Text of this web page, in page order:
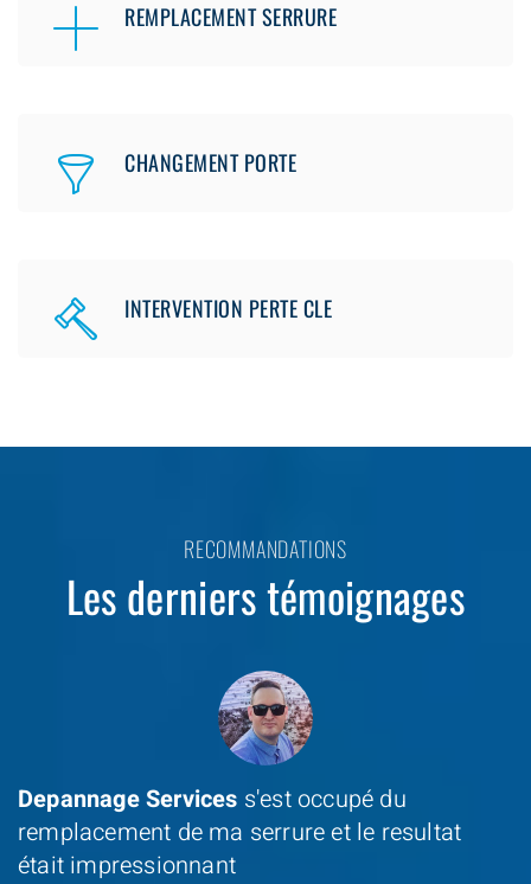
REMPLACEMENT SERRURE
CHANGEMENT PORTE
INTERVENTION PERTE CLE
RECOMMANDATIONS
Les derniers témoignages
Depannage Services s'est occupé du
remplacement de ma serrure et le resultat
était impressionnant